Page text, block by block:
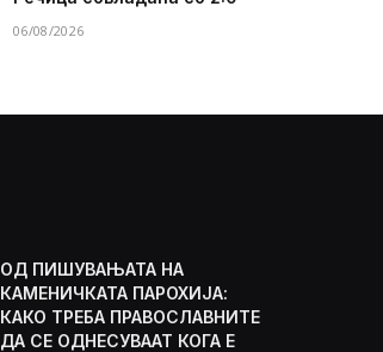
06/08/2026
ОД ПИШУВАЊАТА НА
КАМЕНИЧКАТА ПАРОХИЈА:
КАКО ТРЕБА ПРАВОСЛАВНИТЕ
ДА СЕ ОДНЕСУВААТ КОГА Е